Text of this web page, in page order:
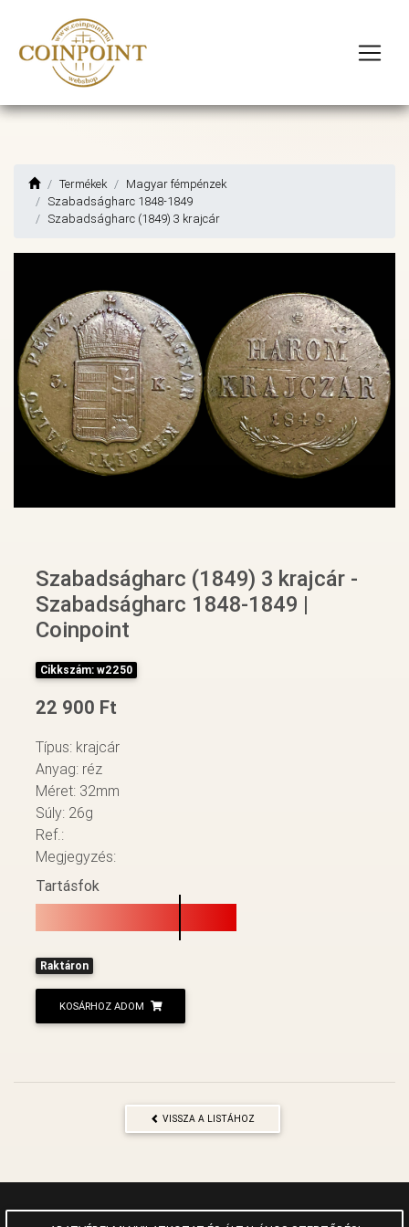
Termékek
Magyar fémpénzek
Szabadságharc 1848-1849
Szabadságharc (1849) 3 krajcár
Szabadságharc (1849) 3 krajcár -
Szabadságharc 1848-1849 |
Coinpoint
Cikkszám: w2250
22 900 Ft
Típus: krajcár
Anyag: réz
Méret: 32mm
Súly: 26g
Ref.:
Megjegyzés:
Tartásfok
Raktáron
KOSÁRHOZ ADOM
VISSZA A LISTÁHOZ